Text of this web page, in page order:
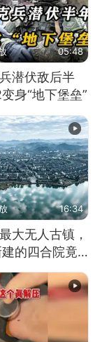
05:48
潜伏敌后半
身“地下堡垒”
16:34
大无人古镇，
的四合院竟
生了啥